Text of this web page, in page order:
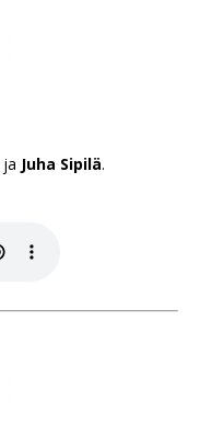
ja Juha Sipilä.